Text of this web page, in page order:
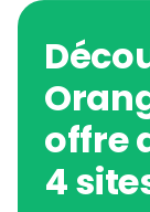
offre
4